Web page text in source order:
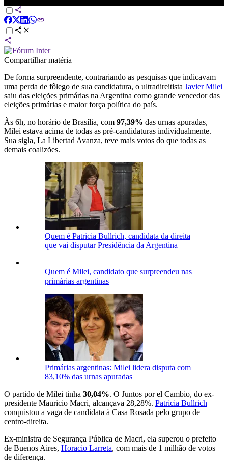
Compartilhar matéria
De forma surpreendente, contrariando as pesquisas que indicavam
uma perda de fôlego de sua candidatura, o ultradireitista Javier Milei
saiu das eleições primárias na Argentina como grande vencedor das
eleições primárias e maior força política do país.
Às 6h, no horário de Brasília, com 97,39% das urnas apuradas,
Milei estava acima de todas as pré-candidaturas individualmente.
Sua sigla, La Libertad Avanza, teve mais votos do que todas as
demais coalizões.
Quem é Patricia Bullrich, candidata da direita
que vai disputar Presidência da Argentina
Quem é Milei, candidato que surpreendeu nas
primárias argentinas
Primárias argentinas: Milei lidera disputa com
83,10% das urnas apuradas
O partido de Milei tinha 30,04%. O Juntos por el Cambio, do ex-
presidente Mauricio Macri, alcançava 28,28%. Patricia Bullrich
conquistou a vaga de candidata à Casa Rosada pelo grupo de
centro-direita.
Ex-ministra de Segurança Pública de Macri, ela superou o prefeito
de Buenos Aires, Horacio Larreta, com mais de 1 milhão de votos
de diferença.